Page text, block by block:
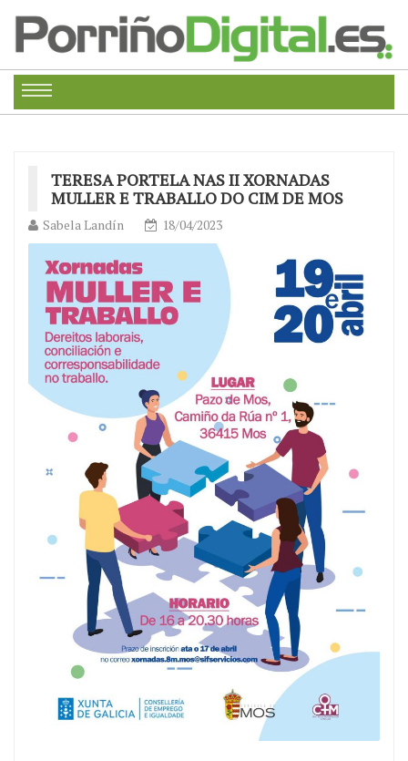
TERESA PORTELA NAS II XORNADAS
MULLER E TRABALLO DO CIM DE MOS
Sabela Landín 18/04/2023